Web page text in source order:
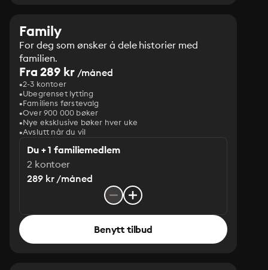
Family
For deg som ønsker å dele historier med
familien.
Fra 289 kr/måned
2-3 kontoer
Ubegrenset lytting
Familiens førstevalg
Over 900 000 bøker
Nye eksklusive bøker hver uke
Avslutt når du vil
Du + 1 familiemedlem
2 kontoer
289 kr /måned
Benytt tilbud